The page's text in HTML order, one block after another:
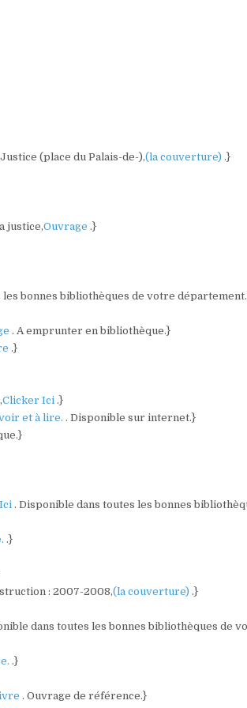
(place du Palais-de-),(la couverture).}
justice,Ouvrage.}
les bonnes bibliothèques de votre
. A emprunter en bibliothèque.}
.}
Clicker Ici.}
et à lire.. Disponible sur internet.}
. Disponible dans toutes les bonnes
.}
: 2007-2008,(la couverture).}
dans toutes les bonnes bibliothèques de
.}
. Ouvrage de référence.}